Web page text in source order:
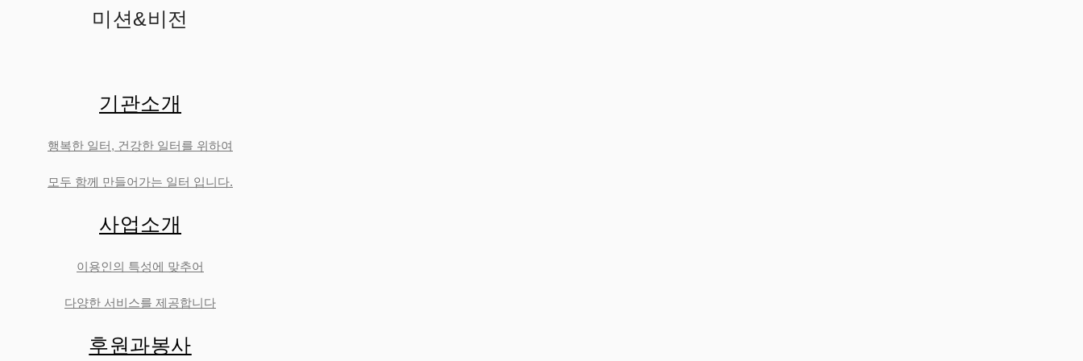
미션&비전
기관소개
행복한 일터, 건강한 일터를 위하여
모두 함께 만들어가는 일터 입니다.
사업소개
이용인의 특성에 맞추어
다양한 서비스를 제공합니다
후원과봉사